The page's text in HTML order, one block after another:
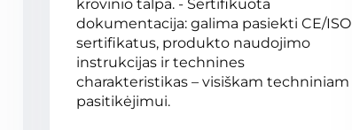
krovinio talpa. - Sertifikuota
dokumentacija: galima pasiekti CE/ISO
sertifikatus, produkto naudojimo
instrukcijas ir technines
charakteristikas – visiškam techniniam
pasitikėjimui.